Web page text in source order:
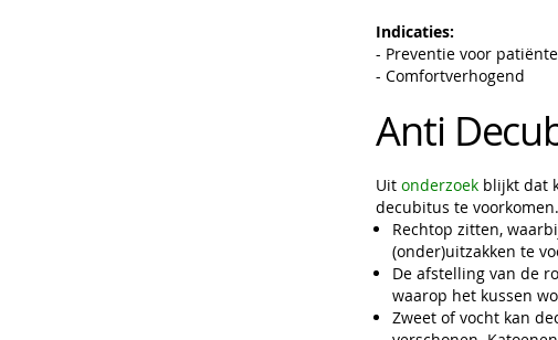
Indicaties:
- Preventie voor
- Comfortverhogend
Anti
Uit onderzoek blijkt dat
decubitus te voorkomen.
Rechtop zitten,
(onder)uitzakken te
De afstelling van de
waarop het kussen
Zweet of vocht kan